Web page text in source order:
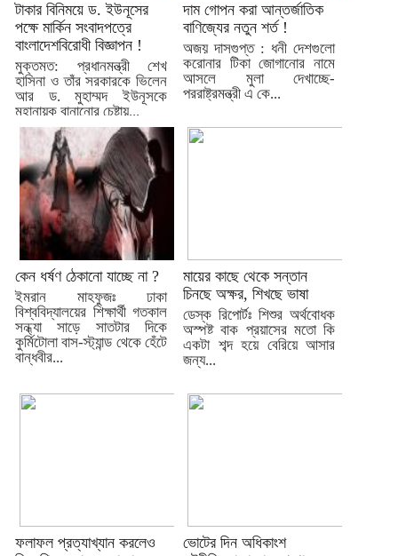
টাকার বিনিময়ে ড. ইউনূসের
পক্ষে মার্কিন সংবাদপত্রে
বাংলাদেশবিরোধী বিজ্ঞাপন !
মুক্তমত: প্রধানমন্ত্রী শেখ
হাসিনা ও তাঁর সরকারকে ভিলেন
আর ড. মুহাম্মদ ইউনূসকে
মহানায়ক বানানোর চেষ্টায়...
দাম গোপন করা আন্তর্জাতিক
বাণিজ্যের নতুন শর্ত !
অজয় দাসগুপ্ত : ধনী দেশগুলো
করোনার টিকা জোগানোর নামে
আসলে মুলা দেখাচ্ছে-
পররাষ্ট্রমন্ত্রী এ কে...
কেন ধর্ষণ ঠেকানো যাচ্ছে না ?
ইমরান মাহফুজঃ ঢাকা
বিশ্ববিদ্যালয়ের শিক্ষার্থী গতকাল
সন্ধ্যা সাড়ে সাতটার দিকে
কুর্মিটোলা বাস-স্ট্যান্ড থেকে হেঁটে
বান্ধবীর...
মায়ের কাছে থেকে সন্তান
চিনছে অক্ষর, শিখছে ভাষা
ডেস্ক রিপোর্টঃ শিশুর অর্থবোধক
অস্পষ্ট বাক প্রয়াসের মতো কি
একটা শব্দ হয়ে বেরিয়ে আসার
জন্য...
ফলাফল প্রত্যাখ্যান করলেও
ভোটের দিন অধিকাংশ